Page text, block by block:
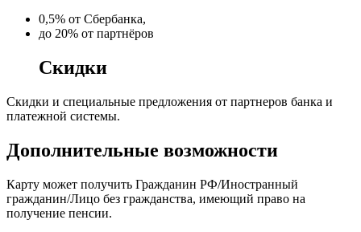
0,5% от Сбербанка,
до 20% от партнёров
Скидки
Скидки и специальные предложения от партнеров банка и
платежной системы.
Дополнительные возможности
Карту может получить Гражданин РФ/Иностранный
гражданин/Лицо без гражданства, имеющий право на
получение пенсии.